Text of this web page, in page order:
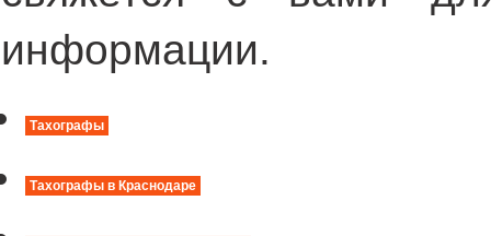
информации.
Тахографы
Тахографы в Краснодаре